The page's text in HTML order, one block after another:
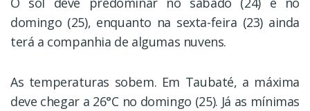
domingo (25), enquanto na sexta-feira (23) ainda
terá a companhia de algumas nuvens.
As temperaturas sobem. Em Taubaté, a máxima
deve chegar a 26°C no domingo (25). Já as mínimas